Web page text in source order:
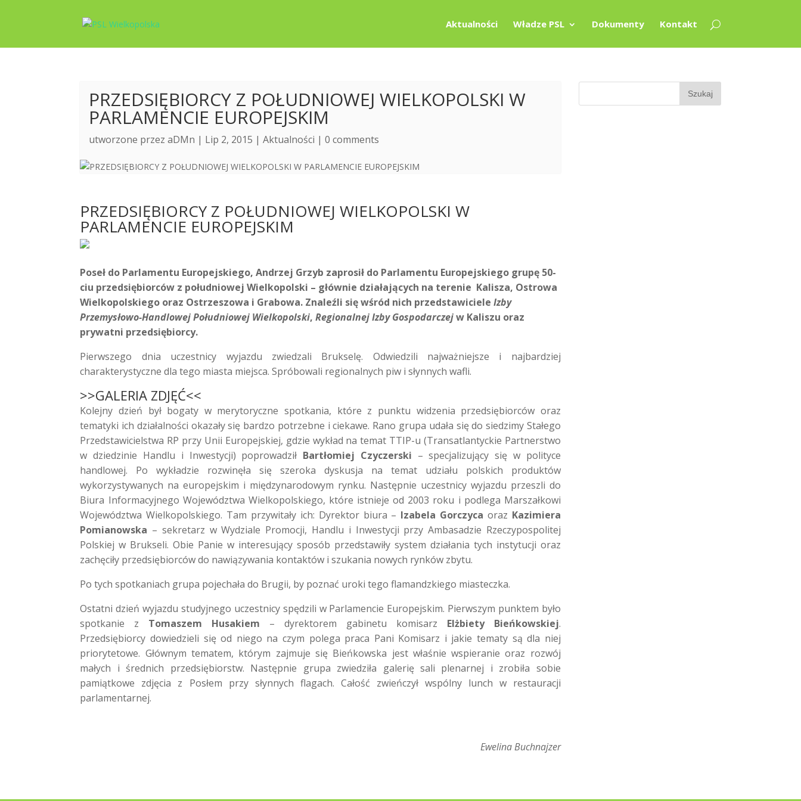
Aktualności Władze PSL Dokumenty Kontakt
PRZEDSIĘBIORCY Z POŁUDNIOWEJ WIELKOPOLSKI W
PARLAMENCIE EUROPEJSKIM
utworzone przezaDMn | Lip 2, 2015 |Aktualności |0 comments
PRZEDSIĘBIORCY Z POŁUDNIOWEJ WIELKOPOLSKI W
PARLAMENCIE EUROPEJSKIM
Poseł do Parlamentu Europejskiego, Andrzej Grzyb zaprosił do Parlamentu Europejskiego grupę 50-
ciu przedsiębiorców z południowej Wielkopolski – głównie działających na terenie Kalisza, Ostrowa
Wielkopolskiego oraz Ostrzeszowa i Grabowa. Znaleźli się wśród nich przedstawicieleIzby
Przemysłowo-Handlowej Południowej Wielkopolski,Regionalnej Izby Gospodarczejw Kaliszu oraz
prywatni przedsiębiorcy.
Pierwszego dnia uczestnicy wyjazdu zwiedzali Brukselę. Odwiedzili najważniejsze i najbardziej
charakterystyczne dla tego miasta miejsca. Spróbowali regionalnych piw i słynnych wafli.
>>GALERIA ZDJĘĆ<<
Kolejny dzień był bogaty w merytoryczne spotkania, które z punktu widzenia przedsiębiorców oraz
tematyki ich działalności okazały się bardzo potrzebne i ciekawe. Rano grupa udała się do siedzimy Stałego
Przedstawicielstwa RP przy Unii Europejskiej, gdzie wykład na temat TTIP-u (Transatlantyckie Partnerstwo
w dziedzinie Handlu i Inwestycji) poprowadził Bartłomiej Czyczerski – specjalizujący się w polityce
handlowej. Po wykładzie rozwinęła się szeroka dyskusja na temat udziału polskich produktów
wykorzystywanych na europejskim i międzynarodowym rynku. Następnie uczestnicy wyjazdu przeszli do
Biura Informacyjnego Województwa Wielkopolskiego, które istnieje od 2003 roku i podlega Marszałkowi
Województwa Wielkopolskiego. Tam przywitały ich: Dyrektor biura – Izabela Gorczyca oraz Kazimiera
Pomianowska – sekretarz w Wydziale Promocji, Handlu i Inwestycji przy Ambasadzie Rzeczypospolitej
Polskiej w Brukseli. Obie Panie w interesujący sposób przedstawiły system działania tych instytucji oraz
zachęciły przedsiębiorców do nawiązywania kontaktów i szukania nowych rynków zbytu.
Po tych spotkaniach grupa pojechała do Brugii, by poznać uroki tego flamandzkiego miasteczka.
Ostatni dzień wyjazdu studyjnego uczestnicy spędzili w Parlamencie Europejskim. Pierwszym punktem było
spotkanie z Tomaszem Husakiem – dyrektorem gabinetu komisarz Elżbiety Bieńkowskiej.
Przedsiębiorcy dowiedzieli się od niego na czym polega praca Pani Komisarz i jakie tematy są dla niej
priorytetowe. Głównym tematem, którym zajmuje się Bieńkowska jest właśnie wspieranie oraz rozwój
małych i średnich przedsiębiorstw. Następnie grupa zwiedziła galerię sali plenarnej i zrobiła sobie
pamiątkowe zdjęcia z Posłem przy słynnych flagach. Całość zwieńczył wspólny lunch w restauracji
parlamentarnej.
Ewelina Buchnajzer